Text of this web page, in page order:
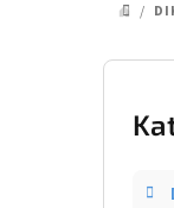
DOMŮ
/
P